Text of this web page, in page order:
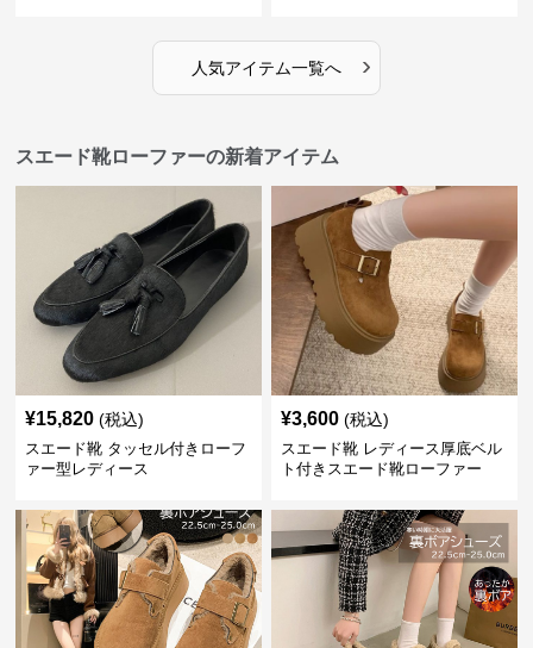
人気アイテム一覧へ ›
スエード靴ローファーの新着アイテム
¥15,820 (税込)
スエード靴 タッセル付きローフ
ァー型レディース
¥3,600 (税込)
スエード靴 レディース厚底ベル
ト付きスエード靴ローファー